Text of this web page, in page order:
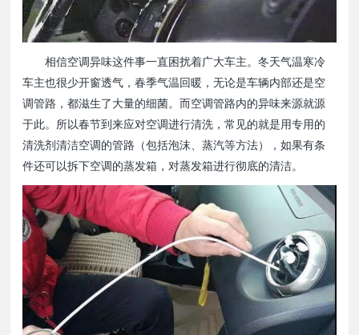
相信空调异味这件事一直困扰着广大车主。冬天气温寒冷
车主也很少开窗透气，春季气温回暖，无论是车辆内部还是空
调管路，都滋生了大量的细菌。而空调管路内的异味来源就源
于此。所以春节到来应对空调进行清洗，常见的就是用专用的
清洗剂清洁空调的管路（包括泡沫、蒸汽等方法），如果有条
件还可以拆下空调的蒸发箱，对蒸发箱进行彻底的清洁。